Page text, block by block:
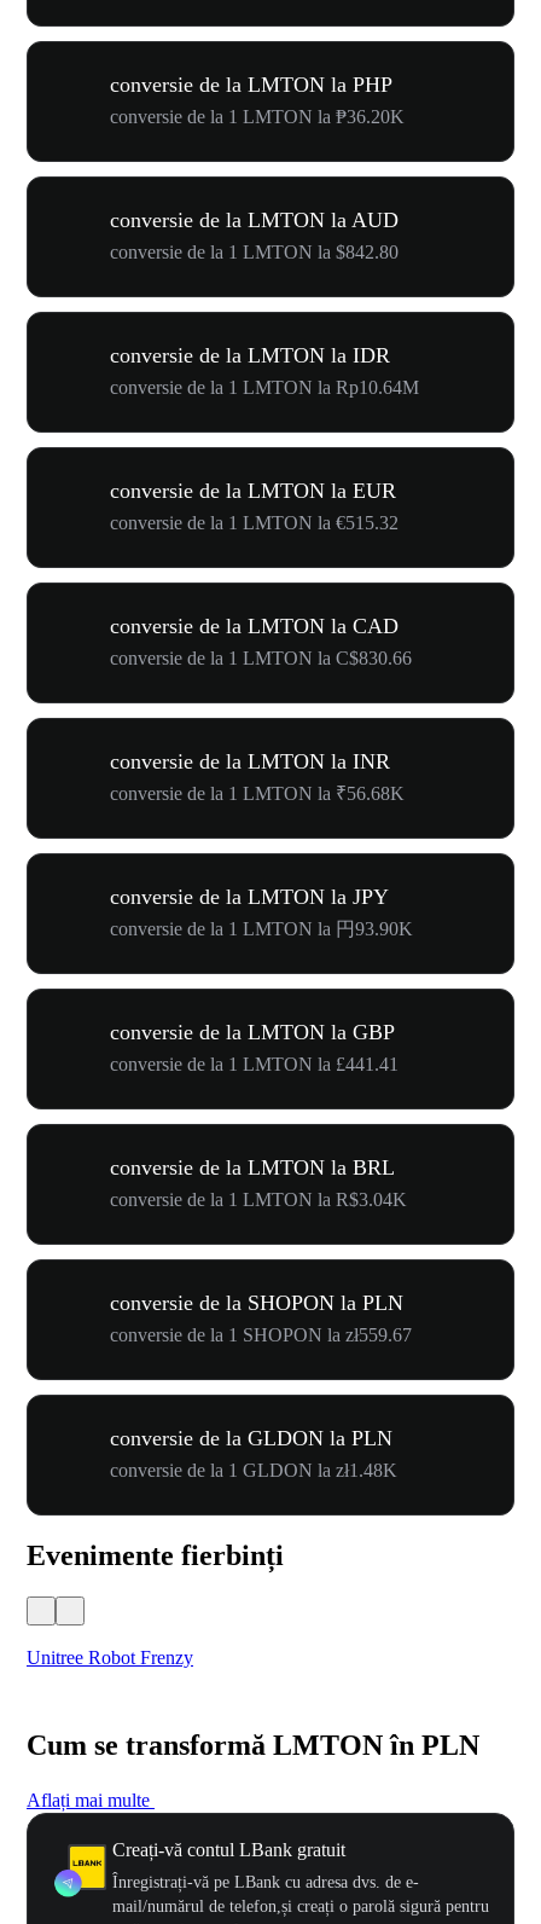
conversie de la LMTON la PHP
conversie de la 1 LMTON la ₱36.20K
conversie de la LMTON la AUD
conversie de la 1 LMTON la $842.80
conversie de la LMTON la IDR
conversie de la 1 LMTON la Rp10.64M
conversie de la LMTON la EUR
conversie de la 1 LMTON la €515.32
conversie de la LMTON la CAD
conversie de la 1 LMTON la C$830.66
conversie de la LMTON la INR
conversie de la 1 LMTON la ₹56.68K
conversie de la LMTON la JPY
conversie de la 1 LMTON la 円93.90K
conversie de la LMTON la GBP
conversie de la 1 LMTON la £441.41
conversie de la LMTON la BRL
conversie de la 1 LMTON la R$3.04K
conversie de la SHOPON la PLN
conversie de la 1 SHOPON la zł559.67
conversie de la GLDON la PLN
conversie de la 1 GLDON la zł1.48K
Evenimente fierbinți
Unitree Robot Frenzy
Cum se transformă LMTON în PLN
Aflați mai multe
Creați-vă contul LBank gratuit
Înregistrați-vă pe LBank cu adresa dvs. de e-
mail/numărul de telefon,și creați o parolă sigură pentru